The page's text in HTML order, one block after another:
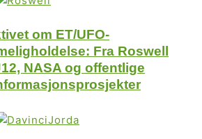
om ET/UFO-
Fra Roswell
NASA og offentlige